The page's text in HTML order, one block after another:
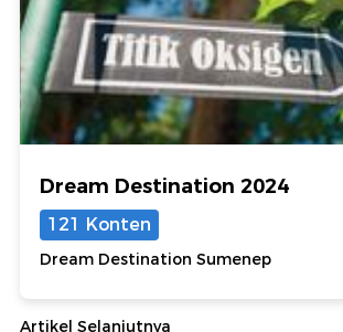
Dream Destination 2024
121 Konten
Dream Destination Sumenep
Artikel Selanjutnya